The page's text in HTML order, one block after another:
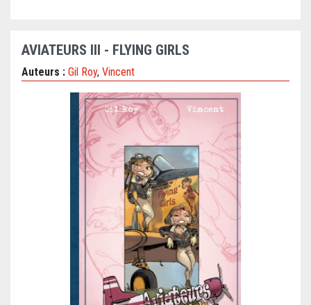
AVIATEURS III - FLYING GIRLS
Auteurs : Gil Roy, Vincent